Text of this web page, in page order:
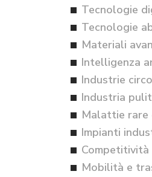
Tecnologie
Tecnologie
Materiali
Intelligenza
Industrie
Industria
Malattie rare
Impianti
Mobilità e